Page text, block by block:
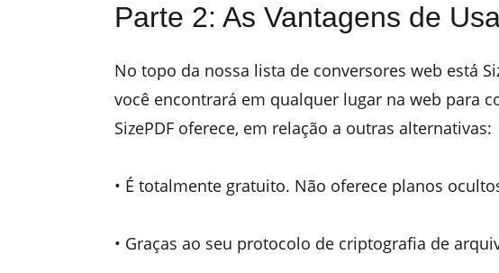
Parte 2: As Vantagens de
No topo da nossa lista de conversores web está
você encontrará em qualquer lugar na web para
SizePDF oferece, em relação a outras alternativas:
• É totalmente gratuito. Não oferece planos
• Graças ao seu protocolo de criptografia de